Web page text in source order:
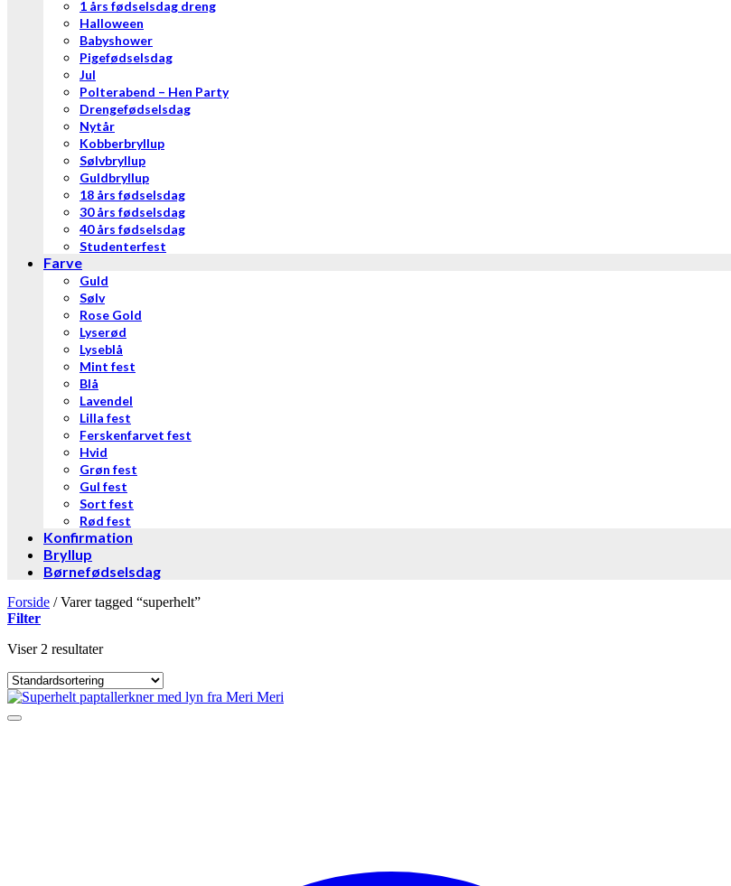
1 års fødselsdag dreng
Halloween
Babyshower
Pigefødselsdag
Jul
Polterabend – Hen Party
Drengefødselsdag
Nytår
Kobberbryllup
Sølvbryllup
Guldbryllup
18 års fødselsdag
30 års fødselsdag
40 års fødselsdag
Studenterfest
Farve
Guld
Sølv
Rose Gold
Lyserød
Lyseblå
Mint fest
Blå
Lavendel
Lilla fest
Ferskenfarvet fest
Hvid
Grøn fest
Gul fest
Sort fest
Rød fest
Konfirmation
Bryllup
Børnefødselsdag
Forside /Varer tagged “superhelt”
Filter
Viser 2 resultater